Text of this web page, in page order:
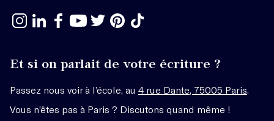
Et si on parlait de votre écriture ?
Passez nous voir à l’école, au 4 rue Dante, 75005 Paris
Vous n’êtes pas à Paris ? Discutons quand même !